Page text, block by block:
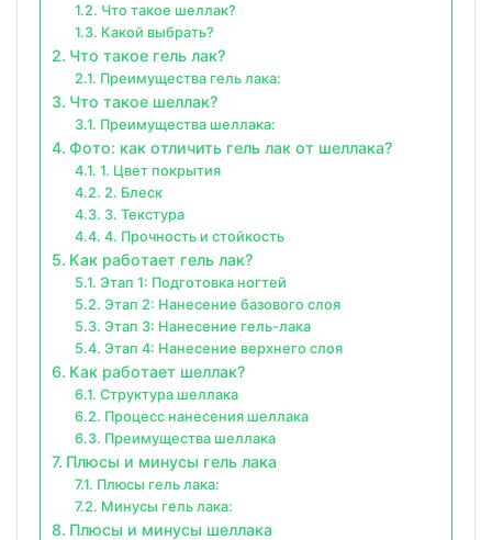
Что такое шеллак?
Какой выбрать?
Что такое гель лак?
Преимущества гель лака:
Что такое шеллак?
Преимущества шеллака:
Фото: как отличить гель лак от шеллака?
1. Цвет покрытия
2. Блеск
3. Текстура
4. Прочность и стойкость
Как работает гель лак?
Этап 1: Подготовка ногтей
Этап 2: Нанесение базового слоя
Этап 3: Нанесение гель-лака
Этап 4: Нанесение верхнего слоя
Как работает шеллак?
Структура шеллака
Процесс нанесения шеллака
Преимущества шеллака
Плюсы и минусы гель лака
Плюсы гель лака:
Минусы гель лака:
Плюсы и минусы шеллака